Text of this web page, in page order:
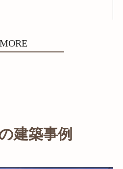
MORE
建築事例